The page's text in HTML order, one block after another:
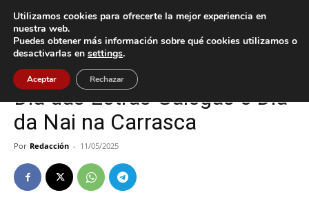
Inicio Cultura / Ocio
Cultura / Ocio Nigrán
Día das Letras Galegas e Día
da Nai na Carrasca
Por Redacción - 11/05/2025
Utilizamos cookies para ofrecerte la mejor experiencia en
nuestra web.
Puedes obtener más información sobre qué cookies utilizamos o
desactivarlas en settings.
Aceptar Rechazar